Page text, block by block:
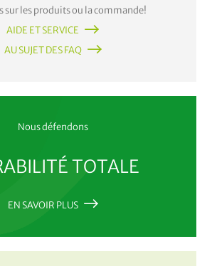
sur les produits ou la commande!
AIDE ET SERVICE
AU SUJET DES FAQ
Nous défendons
TOTALE
EN SAVOIR PLUS